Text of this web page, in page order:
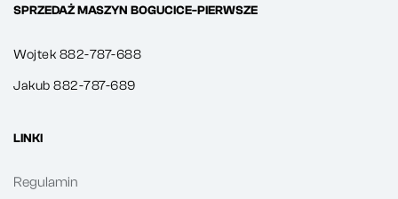
SPRZEDAŻ MASZYN BOGUCICE-PIERWSZE
Wojtek 882-787-688
Jakub 882-787-689
LINKI
Regulamin